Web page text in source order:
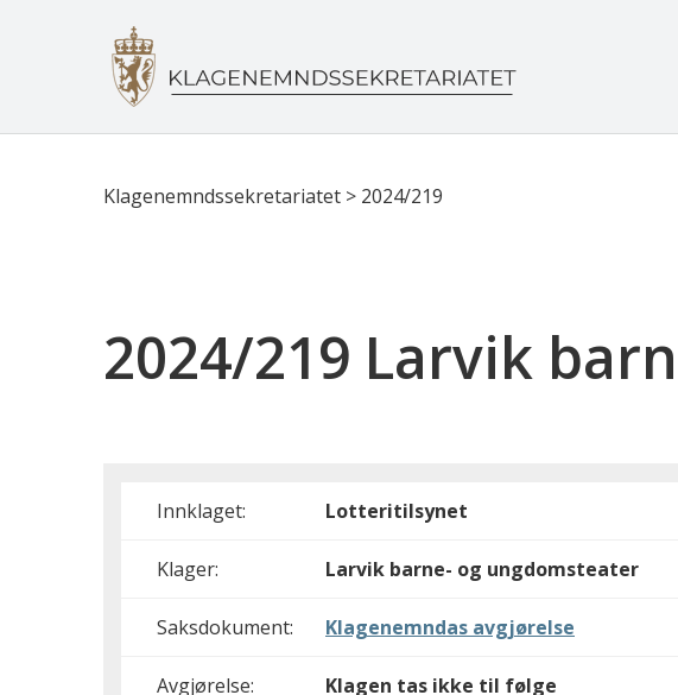
Klagenemndssekretariatet > 2024/219
2024/219 Larvik
Innklaget: Lotteritilsynet
Klager: Larvik barne- og ungdomsteater
Saksdokument: Klagenemndas avgjørelse
Avgjørelse: Klagen tas ikke til følge